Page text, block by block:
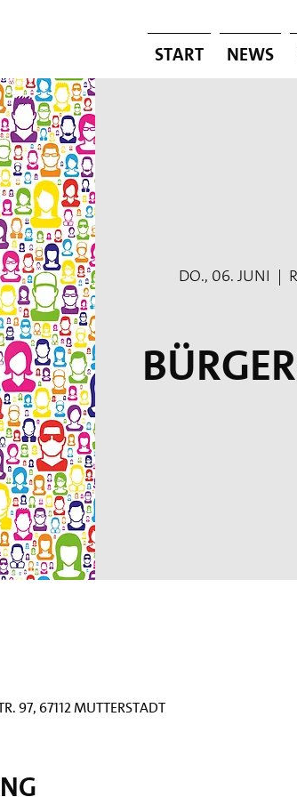
Start News
Do., 06. Juni
  |
97, 67112 Mutterstadt